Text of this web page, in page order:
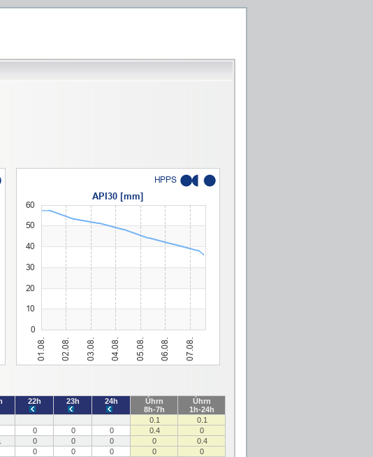
22h 23h 24h
Úhrn
8h-7h
Úhrn
1h-24h
0.1
0.1
0 0 0 0.4
0
0 0 0 0
0.4
0 0 0 0
0